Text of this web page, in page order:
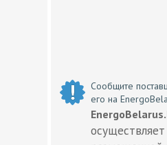
Сообщите
его на